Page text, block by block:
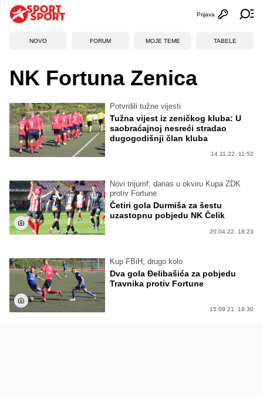
Otvori
Prijava
NOVO FORUM MOJE TEME TABELE
NK Fortuna Zenica
Potvrdili tužne vijesti
Tužna vijest iz zeničkog kluba: U
saobraćajnoj nesreći stradao
dugogodišnji član kluba
14.11.22. 11:52
Novi trijumf, danas u okviru Kupa ZDK
protiv Fortune
Četiri gola Durmiša za šestu
uzastopnu pobjedu NK Čelik
20.04.22. 18:23
Kup FBiH, drugo kolo
Dva gola Đelibašića za pobjedu
Travnika protiv Fortune
15.09.21. 18:30